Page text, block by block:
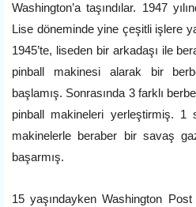
Washington’a taşındılar. 1947
Lise döneminde yine çeşitli işlere
1945’te, liseden bir arkadaşı ile
pinball makinesi alarak bir
başlamış. Sonrasında 3 farklı
pinball makineleri yerleştirmiş.
makinelerle beraber bir savaş
başarmış.
15 yaşındayken Washington Post